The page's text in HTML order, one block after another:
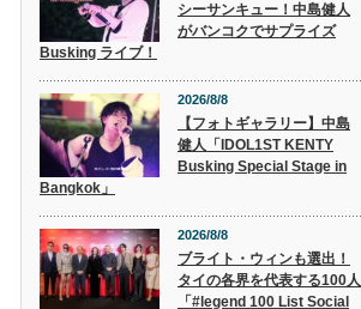
シーサンキュー！中島健人
がバンコクでサプライズ
Busking ライブ！
2026/8/8
【フォトギャラリー】中島
健人「IDOL1ST KENTY
Busking Special Stage in
Bangkok」
2026/8/8
ブライト・ウィンも選出！
タイの各界を代表する100人
「#legend 100 List Social